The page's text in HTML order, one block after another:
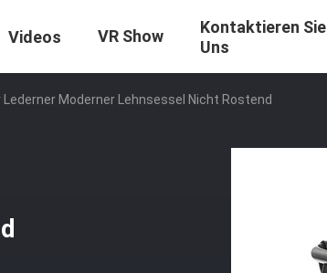
Videos VR Show
Kontaktieren Sie
Uns
Moderner Lehnsessel Nicht Rostend